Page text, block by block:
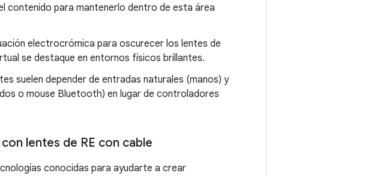
contenido para mantenerlo dentro de esta área
electrocrómica para oscurecer los lentes de
se destaque en entornos físicos brillantes.
suelen depender de entradas naturales (manos) y
o mouse Bluetooth) en lugar de controladores
lentes de RE con cable
conocidas para ayudarte a crear